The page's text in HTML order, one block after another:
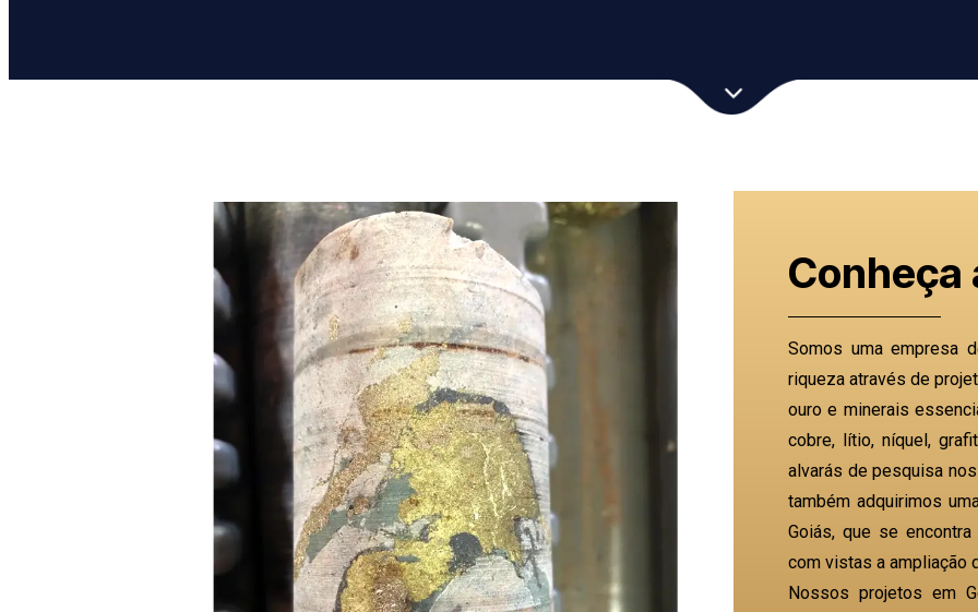
Conheça
Somos uma empresa
riqueza através de
ouro e minerais
cobre, lítio, níquel,
alvarás de pesquisa
também adquirimos
Goiás, que se
com vistas a ampliação
Nossos projetos em